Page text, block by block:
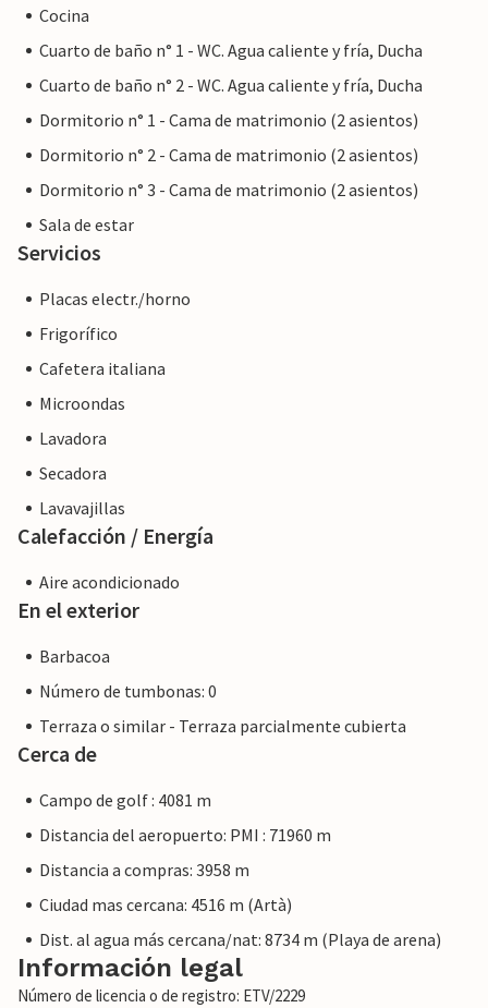
coche, mientras que Son Servera está a sólo unos minutos
más adelante. Cala Ratjada, con su hermoso paseo
marítimo y su puerto, está a unos 13 km. Varias playas de
tiempo.
Nota: Esta propiedad está gestionada por un propietario
significa que la ley del consumidor de la UE puede no
aplicarse. Sin embargo, puede estar seguro de que le
que su estancia no será diferente de reservar alojamiento
con un propietario profesional.
Cocina
Cuarto de baño n° 1 - WC. Agua caliente y fría, Ducha
Cuarto de baño n° 2 - WC. Agua caliente y fría, Ducha
Dormitorio n° 1 - Cama de matrimonio (2 asientos)
Dormitorio n° 2 - Cama de matrimonio (2 asientos)
Dormitorio n° 3 - Cama de matrimonio (2 asientos)
Sala de estar
Servicios
Placas electr./horno
Frigorífico
Cafetera italiana
Microondas
Lavadora
Secadora
Lavavajillas
Calefacción / Energía
Aire acondicionado
En el exterior
Barbacoa
Número de tumbonas: 0
Terraza o similar - Terraza parcialmente cubierta
Cerca de
Campo de golf : 4081 m
Distancia del aeropuerto: PMI : 71960 m
Distancia a compras: 3958 m
Ciudad mas cercana: 4516 m (Artà)
Dist. al agua más cercana/nat: 8734 m (Playa de arena)
Información legal
Número de licencia o de registro: ETV/2229